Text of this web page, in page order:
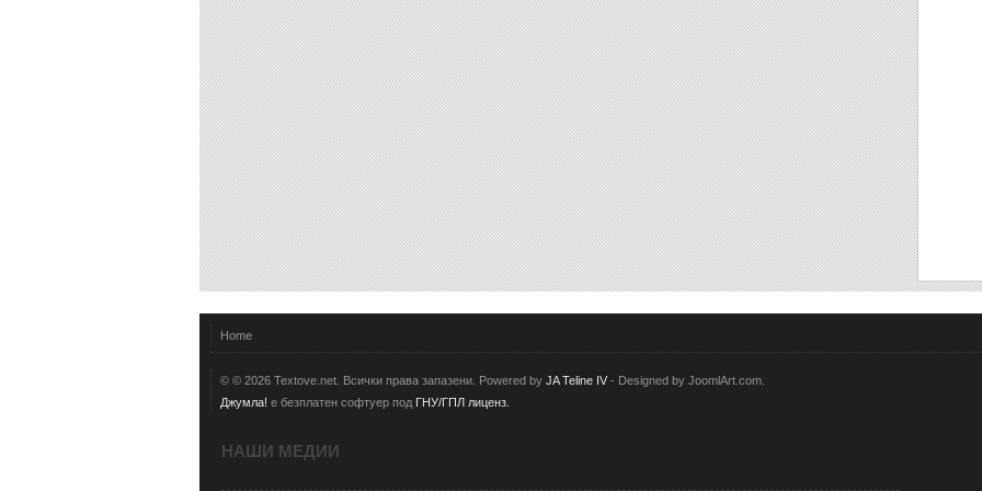
Home
© © 2026 Textove.net. Всички права запазени. Powered by JA Teline IV - Designed by JoomlArt.com.
Джумла! е безплатен софтуер под ГНУ/ГПЛ лиценз.
НАШИ МЕДИИ